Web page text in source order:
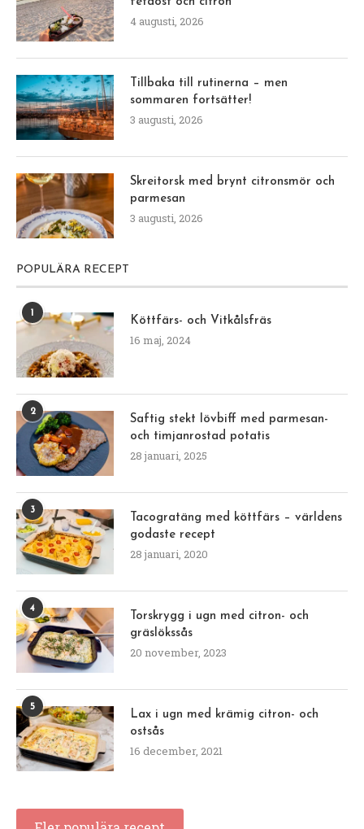
4 augusti, 2026
Tillbaka till rutinerna – men
sommaren fortsätter!
3 augusti, 2026
Skreitorsk med brynt citronsmör och
parmesan
3 augusti, 2026
POPULÄRA RECEPT
Köttfärs- och Vitkålsfräs
16 maj, 2024
2
Saftig stekt lövbiff med parmesan-
och timjanrostad potatis
28 januari, 2025
3
Tacogratäng med köttfärs – världens
godaste recept
28 januari, 2020
4
Torskrygg i ugn med citron- och
gräslökssås
20 november, 2023
5
Lax i ugn med krämig citron- och
ostsås
16 december, 2021